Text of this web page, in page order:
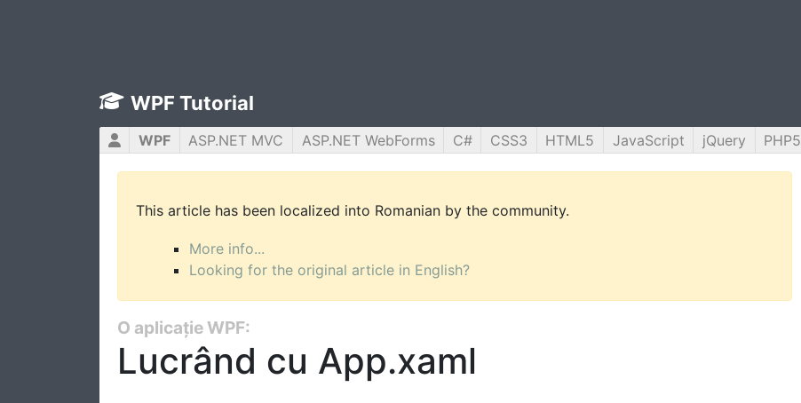
WPF Tutorial
WPF ASP.NET MVC ASP.NET WebForms C# CSS3 HTML5 JavaScript jQuery PHP5
This article has been localized into Romanian by the community.
More info...
Looking for the original article in English?
O aplicație WPF:
Lucrând cu App.xaml